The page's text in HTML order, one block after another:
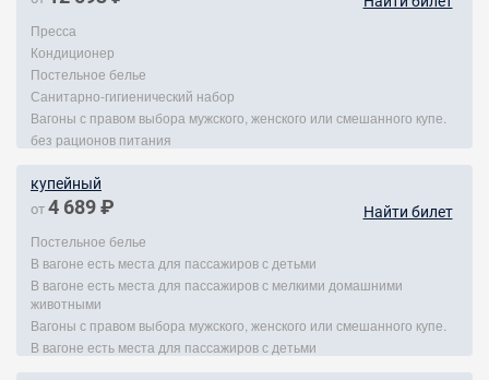
Пресса
Кондиционер
Постельное белье
Санитарно-гигиенический набор
Вагоны с правом выбора мужского, женского или смешанного купе.
без рационов питания
купейный
от 4 689 ₽ Найти билет
Постельное белье
В вагоне есть места для пассажиров с детьми
В вагоне есть места для пассажиров с мелкими домашними
животными
Вагоны с правом выбора мужского, женского или смешанного купе.
В вагоне есть места для пассажиров с детьми